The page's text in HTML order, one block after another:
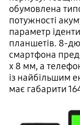
обумовлена
потужності
параметр
планшетів. 8-
смартфона
x 8 мм, а
із найбільшим
має габарити